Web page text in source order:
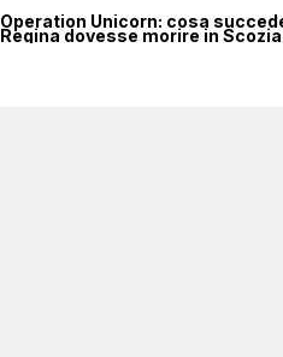
Operation Unicorn: cosa
Regina dovesse morire in Scozia